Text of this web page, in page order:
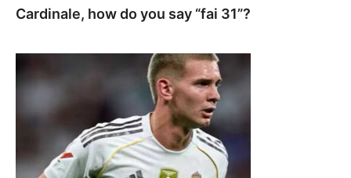
Cardinale, how do you say “fai 31”?